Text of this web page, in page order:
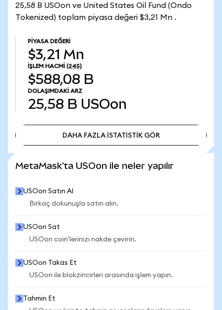
25,58 B USOon ve United States Oil Fund (Ondo
Tokenized) toplam piyasa değeri $3,21 Mn .
PIYASA DEĞERI
$3,21 Mn
İŞLEM HACMI (24S)
$588,08 B
DOLAŞIMDAKI ARZ
25,58 B USOon
DAHA FAZLA İSTATİSTİK GÖR
MetaMask'ta USOon ile neler yapılır
USOon Satın Al
Birkaç dokunuşla satın alın.
USOon Sat
USOon coin'lerinizi nakde çevirin.
USOon Takas Et
USOon ile blokzincirleri arasında işlem yapın.
Tahmin Et